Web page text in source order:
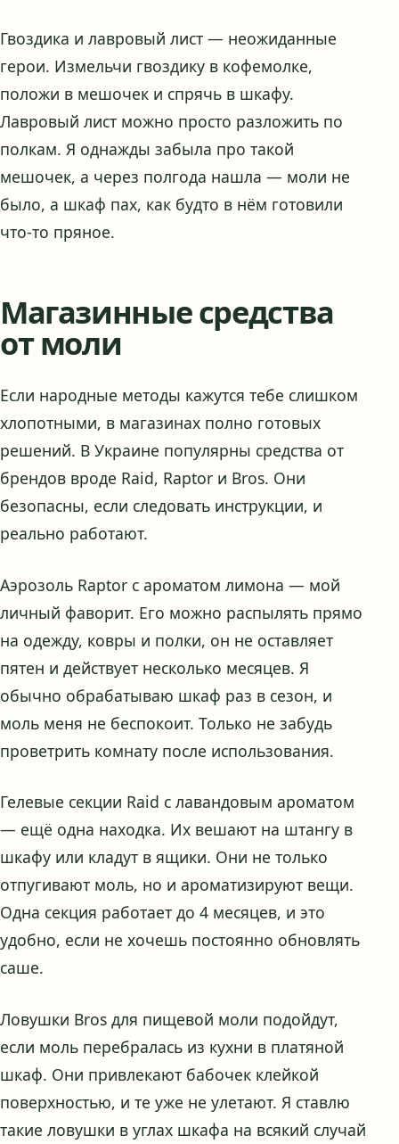
Гвоздика и лавровый лист — неожиданные
герои. Измельчи гвоздику в кофемолке,
положи в мешочек и спрячь в шкафу.
Лавровый лист можно просто разложить по
полкам. Я однажды забыла про такой
мешочек, а через полгода нашла — моли не
было, а шкаф пах, как будто в нём готовили
что-то пряное.
Магазинные средства
от моли
Если народные методы кажутся тебе слишком
хлопотными, в магазинах полно готовых
решений. В Украине популярны средства от
брендов вроде Raid, Raptor и Bros. Они
безопасны, если следовать инструкции, и
реально работают.
Аэрозоль Raptor с ароматом лимона — мой
личный фаворит. Его можно распылять прямо
на одежду, ковры и полки, он не оставляет
пятен и действует несколько месяцев. Я
обычно обрабатываю шкаф раз в сезон, и
моль меня не беспокоит. Только не забудь
проветрить комнату после использования.
Гелевые секции Raid с лавандовым ароматом
— ещё одна находка. Их вешают на штангу в
шкафу или кладут в ящики. Они не только
отпугивают моль, но и ароматизируют вещи.
Одна секция работает до 4 месяцев, и это
удобно, если не хочешь постоянно обновлять
саше.
Ловушки Bros для пищевой моли подойдут,
если моль перебралась из кухни в платяной
шкаф. Они привлекают бабочек клейкой
поверхностью, и те уже не улетают. Я ставлю
такие ловушки в углах шкафа на всякий случай